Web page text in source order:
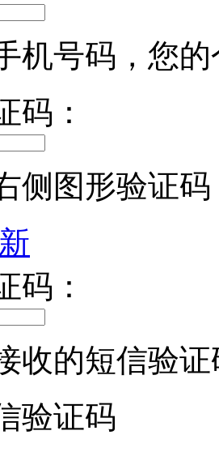
机号码，您
码：
侧图形验证码
码：
收的短信验证
验证码